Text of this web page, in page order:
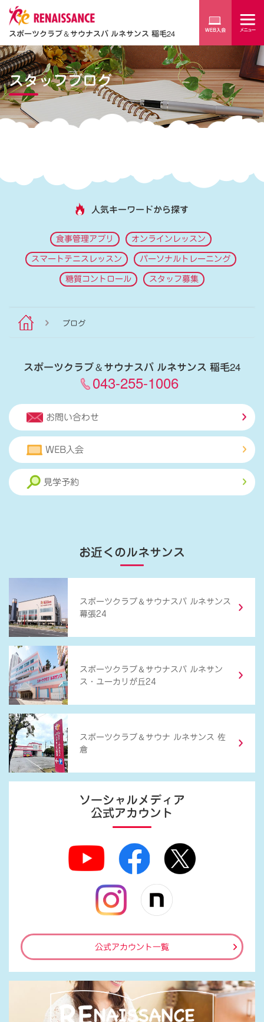
スポーツクラブ＆サウナスパ ルネサンス 稲毛24
スタッフブログ
人気キーワードから探す
食事管理アプリ オンラインレッスン
スマートテニスレッスン パーソナルトレーニング
糖質コントロール スタッフ募集
ブログ
スポーツクラブ＆サウナスパ ルネサンス 稲毛24
043-255-1006
お問い合わせ
WEB入会
見学予約
お近くのルネサンス
スポーツクラブ ＆ サウナスパ ルネサンス
幕張24
スポーツクラブ ＆ サウナスパ ルネサン
ス・ユーカリが丘24
スポーツクラブ ＆ サウナ ルネサンス 佐
倉
ソーシャルメディア
公式アカウント
公式アカウント一覧